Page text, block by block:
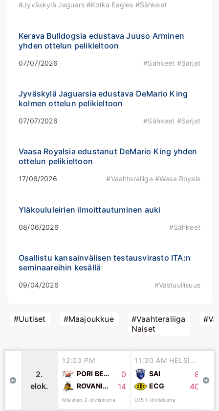
#Jyväskylä Jaguars #Kotka Eagles #Sähkeet
Kerava Bulldogsia edustava Juuso Arminen
yhden ottelun pelikieltoon
07/07/2026 #Sähkeet #Sarjat
Jyväskylä Jaguarsia edustava DeMario King
kolmen ottelun pelikieltoon
07/07/2026 #Sähkeet #Sarjat
Vaasa Royalsia edustanut DeMario King yhden
ottelun pelikieltoon
17/06/2026 #Vaahteraliiga #Wasa Royals
Yläkoululeirien ilmoittautuminen auki
08/06/2026 #Sähkeet
Osallistu kansainvälisen testausvirasto ITA:n
seminaareihin kesällä
09/04/2026 #Vastuullisuus
#Uutiset #Maajoukkue
#Vaahteraliiga
Naiset
2.
elok.
12:00 PM
PORI BEARS
0
ROVANIEMI NORDMEN 14
Miesten 2-divisioona
11:30 AM HELSINKI
SAI
8
ECG 40
U15 I-divisioona